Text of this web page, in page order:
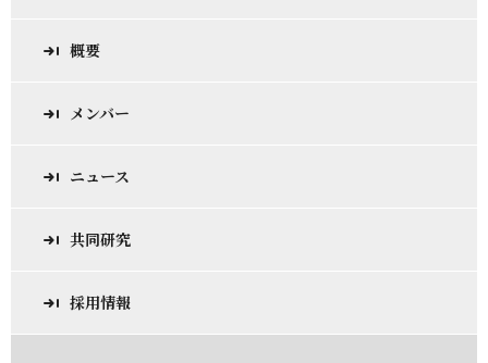
概要
メンバー
ニュース
共同研究
採用情報